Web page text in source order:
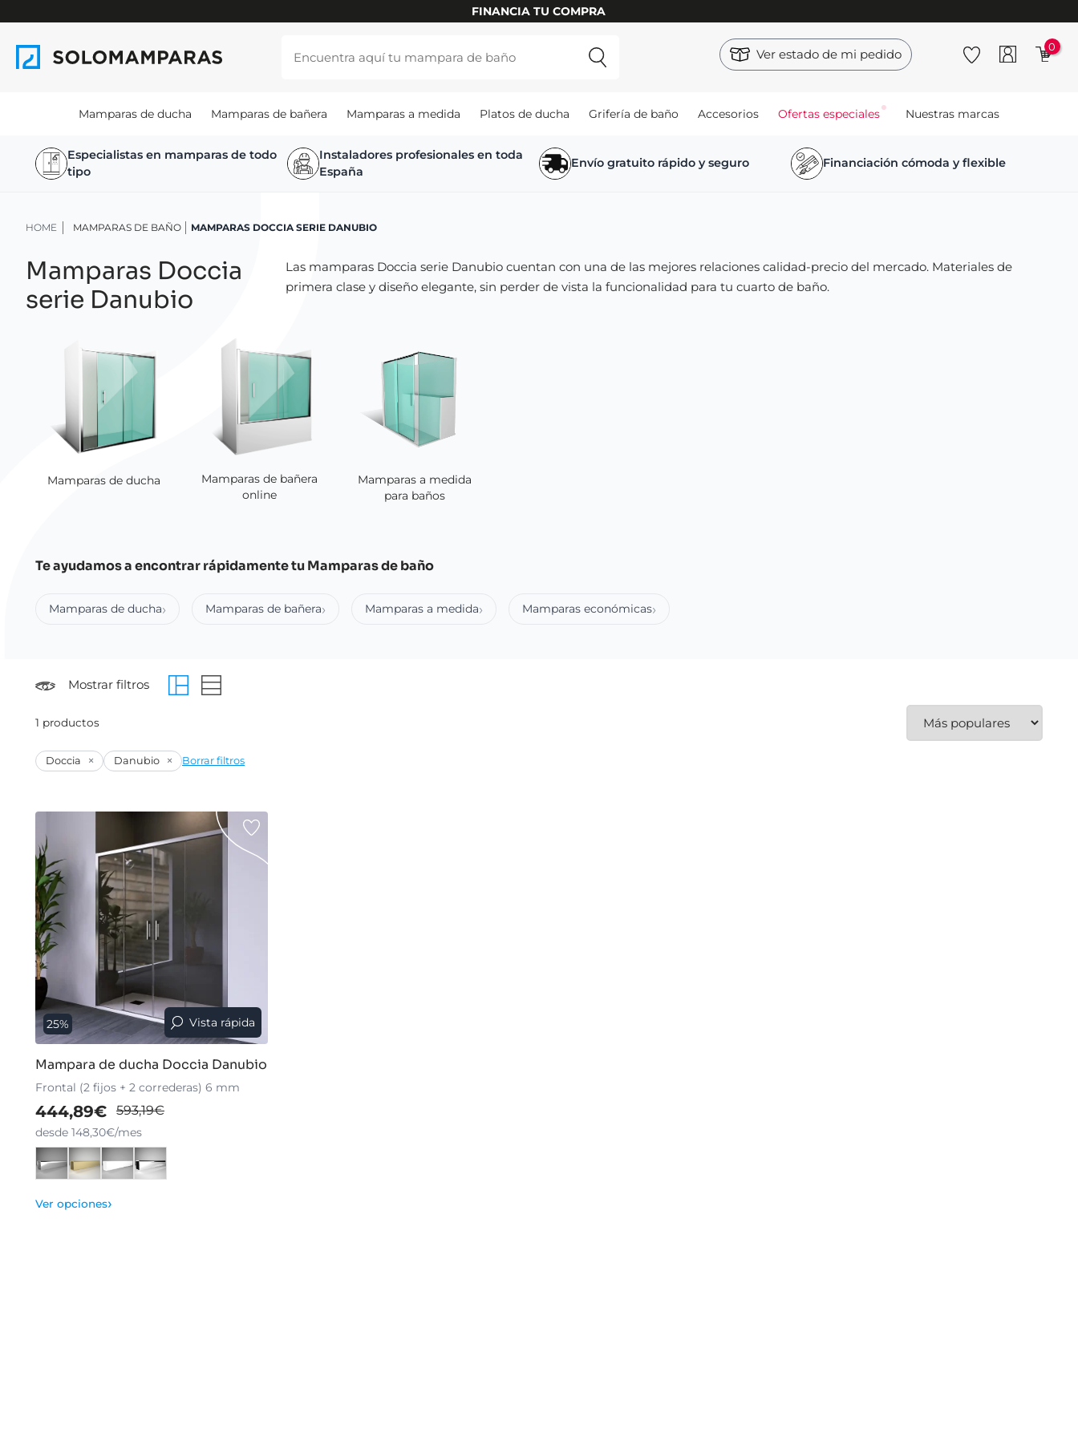
FINANCIA TU COMPRA
Ver estado de mi pedido 0
Mamparas de ducha Mamparas de bañera Mamparas a medida Platos de ducha Grifería de baño Accesorios Ofertas especiales Nuestras marcas
Especialistas en mamparas de todo
tipo
Instaladores profesionales en toda
España
Envío gratuito rápido y seguro Financiación cómoda y flexible
HOME MAMPARAS DE BAÑO MAMPARAS DOCCIA SERIE DANUBIO
Mamparas Doccia
serie Danubio
Las mamparas Doccia serie Danubio cuentan con una de las mejores relaciones calidad-precio del mercado. Materiales de
primera clase y diseño elegante, sin perder de vista la funcionalidad para tu cuarto de baño.
Mamparas de ducha
Mamparas de bañera
online
Mamparas a medida
para baños
Te ayudamos a encontrar rápidamente tu Mamparas de baño
Mamparas de ducha Mamparas de bañera Mamparas a medida Mamparas económicas
Mostrar filtros
1 productos
Doccia × Danubio × Borrar filtros
25% Vista rápida
Mampara de ducha Doccia Danubio
Frontal (2 fijos + 2 correderas) 6 mm
444,89€ 593,19€
desde 148,30€/mes
Ver opciones›